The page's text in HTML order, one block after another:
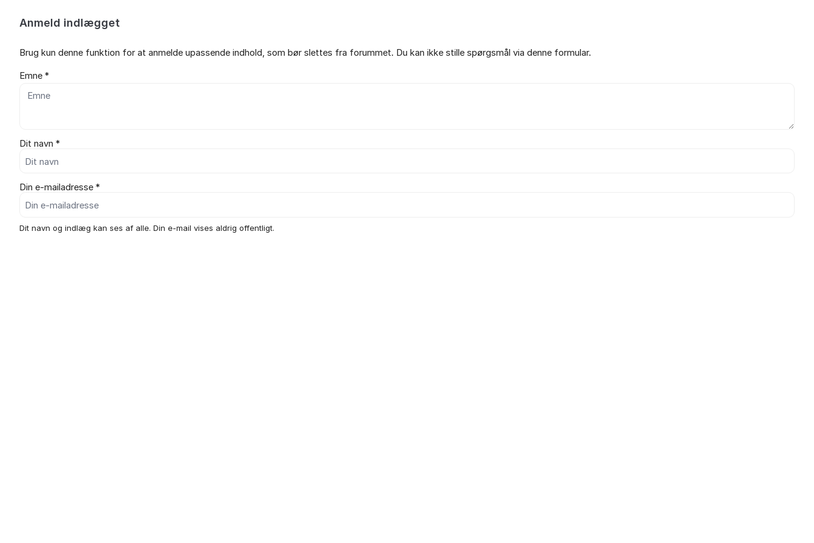
Anmeld indlægget
Brug kun denne funktion for at anmelde upassende indhold, som bør slettes fra forummet. Du kan ikke stille spørgsmål via denne formular.
Emne *
Dit navn *
Din e-mailadresse *
Dit navn og indlæg kan ses af alle. Din e-mail vises aldrig offentligt.